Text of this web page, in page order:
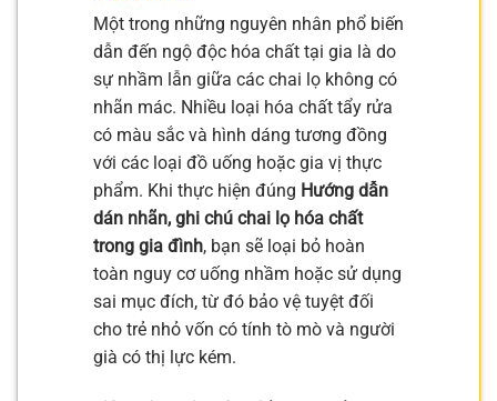
Một trong những nguyên nhân phổ biến
dẫn đến ngộ độc hóa chất tại gia là do
sự nhầm lẫn giữa các chai lọ không có
nhãn mác. Nhiều loại hóa chất tẩy rửa
có màu sắc và hình dáng tương đồng
với các loại đồ uống hoặc gia vị thực
phẩm. Khi thực hiện đúng Hướng dẫn
dán nhãn, ghi chú chai lọ hóa chất
trong gia đình, bạn sẽ loại bỏ hoàn
toàn nguy cơ uống nhầm hoặc sử dụng
sai mục đích, từ đó bảo vệ tuyệt đối
cho trẻ nhỏ vốn có tính tò mò và người
già có thị lực kém.